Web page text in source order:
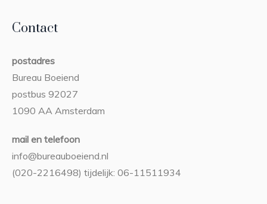
Contact
postadres
Bureau Boeiend
postbus 92027
1090 AA Amsterdam
mail en telefoon
info@bureauboeiend.nl
(020-2216498) tijdelijk: 06-11511934